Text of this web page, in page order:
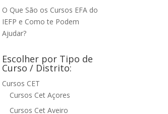
O Que São os Cursos EFA do
IEFP e Como te Podem
Ajudar?
Escolher por Tipo de
Curso / Distrito:
Cursos CET
Cursos Cet Açores
Cursos Cet Aveiro